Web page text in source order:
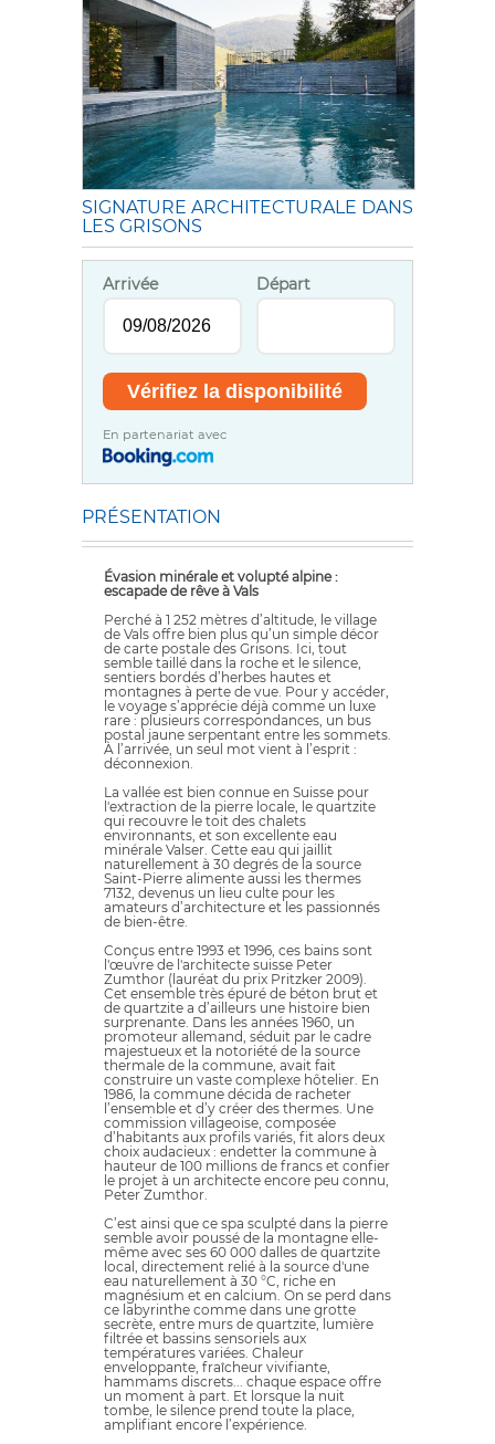
SIGNATURE ARCHITECTURALE DANS
LES GRISONS
Arrivée Départ
En partenariat avec
PRÉSENTATION
Évasion minérale et volupté alpine :
escapade de rêve à Vals
Perché à 1 252 mètres d’altitude, le village
de Vals offre bien plus qu’un simple décor
de carte postale des Grisons. Ici, tout
semble taillé dans la roche et le silence,
sentiers bordés d’herbes hautes et
montagnes à perte de vue. Pour y accéder,
le voyage s’apprécie déjà comme un luxe
rare : plusieurs correspondances, un bus
postal jaune serpentant entre les sommets.
À l’arrivée, un seul mot vient à l’esprit :
déconnexion.
La vallée est bien connue en Suisse pour
l'extraction de la pierre locale, le quartzite
qui recouvre le toit des chalets
environnants, et son excellente eau
minérale Valser. Cette eau qui jaillit
naturellement à 30 degrés de la source
Saint-Pierre alimente aussi les thermes
7132, devenus un lieu culte pour les
amateurs d’architecture et les passionnés
de bien-être.
Conçus entre 1993 et 1996, ces bains sont
l'œuvre de l'architecte suisse Peter
Zumthor (lauréat du prix Pritzker 2009).
Cet ensemble très épuré de béton brut et
de quartzite a d’ailleurs une histoire bien
surprenante. Dans les années 1960, un
promoteur allemand, séduit par le cadre
majestueux et la notoriété de la source
thermale de la commune, avait fait
construire un vaste complexe hôtelier. En
1986, la commune décida de racheter
l’ensemble et d’y créer des thermes. Une
commission villageoise, composée
d’habitants aux profils variés, fit alors deux
choix audacieux : endetter la commune à
hauteur de 100 millions de francs et confier
le projet à un architecte encore peu connu,
Peter Zumthor.
C’est ainsi que ce spa sculpté dans la pierre
semble avoir poussé de la montagne elle-
même avec ses 60 000 dalles de quartzite
local, directement relié à la source d'une
eau naturellement à 30 °C, riche en
magnésium et en calcium. On se perd dans
ce labyrinthe comme dans une grotte
secrète, entre murs de quartzite, lumière
filtrée et bassins sensoriels aux
températures variées. Chaleur
enveloppante, fraîcheur vivifiante,
hammams discrets... chaque espace offre
un moment à part. Et lorsque la nuit
tombe, le silence prend toute la place,
amplifiant encore l’expérience.